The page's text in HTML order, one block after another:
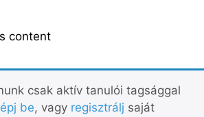
content
csak aktív tanulói tagsággal
be, vagy regisztrálj saját